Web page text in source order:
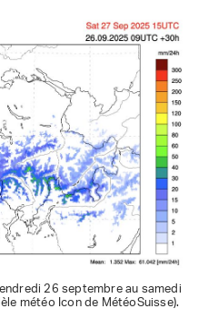
26 septembre au samedi
météo Icon de MétéoSuisse).